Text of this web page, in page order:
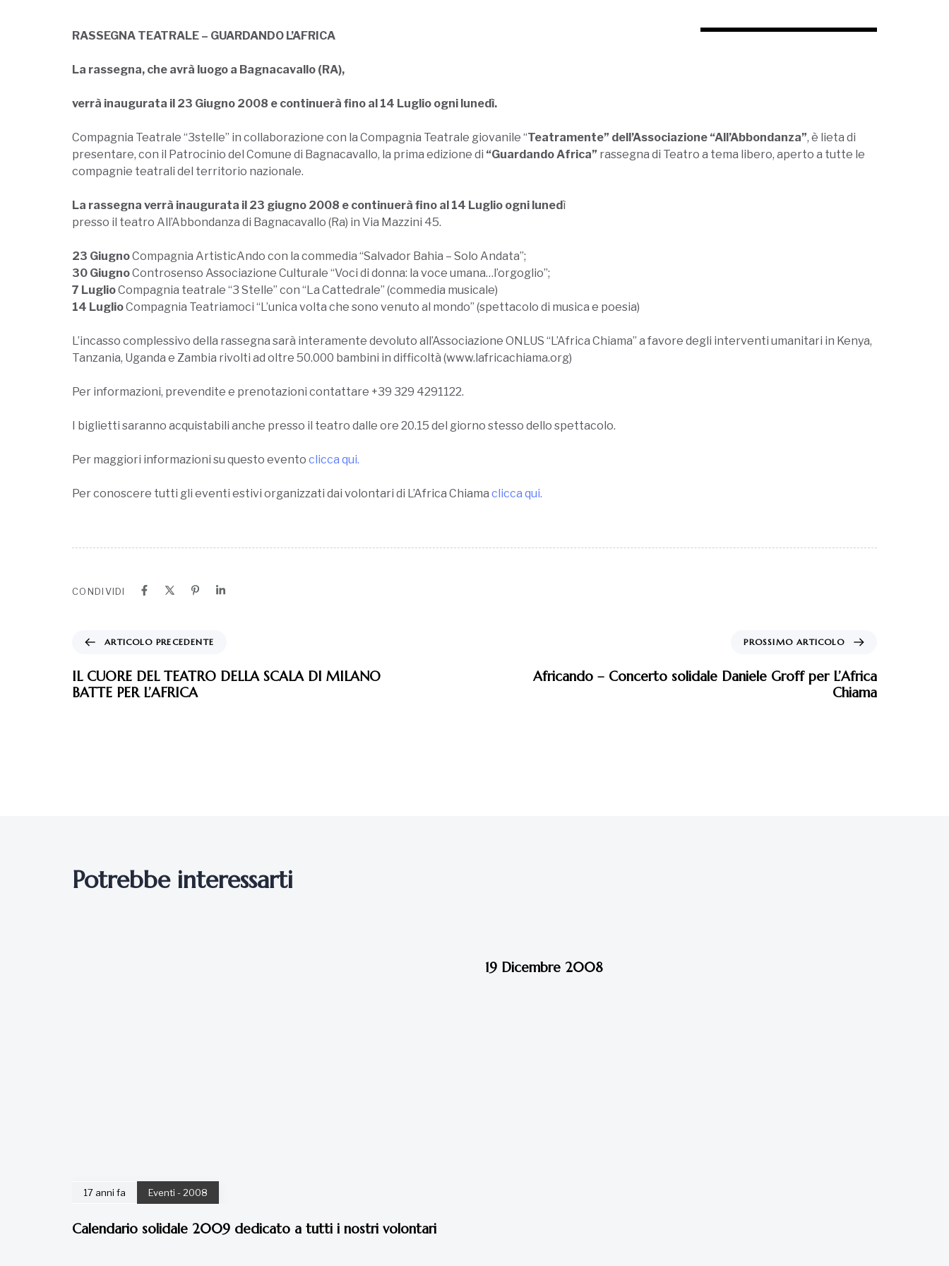
RASSEGNA TEATRALE – GUARDANDO L’AFRICA
La rassegna, che avrà luogo a Bagnacavallo (RA),
verrà inaugurata il 23 Giugno 2008 e continuerà fino al 14 Luglio ogni lunedì.
Compagnia Teatrale “3stelle” in collaborazione con la Compagnia Teatrale giovanile “Teatramente” dell’Associazione “All’Abbondanza”, è lieta di
presentare, con il Patrocinio del Comune di Bagnacavallo, la prima edizione di “Guardando Africa” rassegna di Teatro a tema libero, aperto a tutte le
compagnie teatrali del territorio nazionale.
La rassegna verrà inaugurata il 23 giugno 2008 e continuerà fino al 14 Luglio ogni lunedì
presso il teatro All’Abbondanza di Bagnacavallo (Ra) in Via Mazzini 45.
23 GiugnoCompagnia ArtisticAndo con la commedia “Salvador Bahia – Solo Andata”;
30 GiugnoControsenso Associazione Culturale “Voci di donna: la voce umana…l’orgoglio”;
7 LuglioCompagnia teatrale “3 Stelle” con “La Cattedrale” (commedia musicale)
14 LuglioCompagnia Teatriamoci “L’unica volta che sono venuto al mondo” (spettacolo di musica e poesia)
L’incasso complessivo della rassegna sarà interamente devoluto all’Associazione ONLUS “L’Africa Chiama” a favore degli interventi umanitari in Kenya,
Tanzania, Uganda e Zambia rivolti ad oltre 50.000 bambini in difficoltà (www.lafricachiama.org)
Per informazioni, prevendite e prenotazioni contattare +39 329 4291122.
I biglietti saranno acquistabili anche presso il teatro dalle ore 20.15 del giorno stesso dello spettacolo.
Per maggiori informazioni su questo evento clicca qui.
Per conoscere tutti gli eventi estivi organizzati dai volontari di L’Africa Chiama clicca qui.
CONDIVIDI
ARTICOLO PRECEDENTE
IL CUORE DEL TEATRO DELLA SCALA DI MILANO
BATTE PER L’AFRICA
PROSSIMO ARTICOLO
Africando – Concerto solidale Daniele Groff per L’Africa
Chiama
Potrebbe interessarti
17 anni fa Eventi - 2008
Calendario solidale 2009 dedicato a tutti i nostri volontari
19 Dicembre 2008